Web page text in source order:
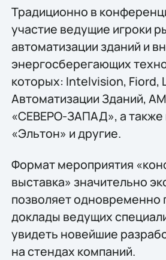
Традиционно в
участие ведущие игроки
автоматизации зданий и
энергосберегающих
которых: Intelvision, Fiord,
Автоматизации Зданий,
«СЕВЕРО-ЗАПАД», а также
«Эльтон» и другие.
Формат мероприятия
выставка» значительно
позволяет одновременно
доклады ведущих
увидеть новейшие
на стендах компаний.